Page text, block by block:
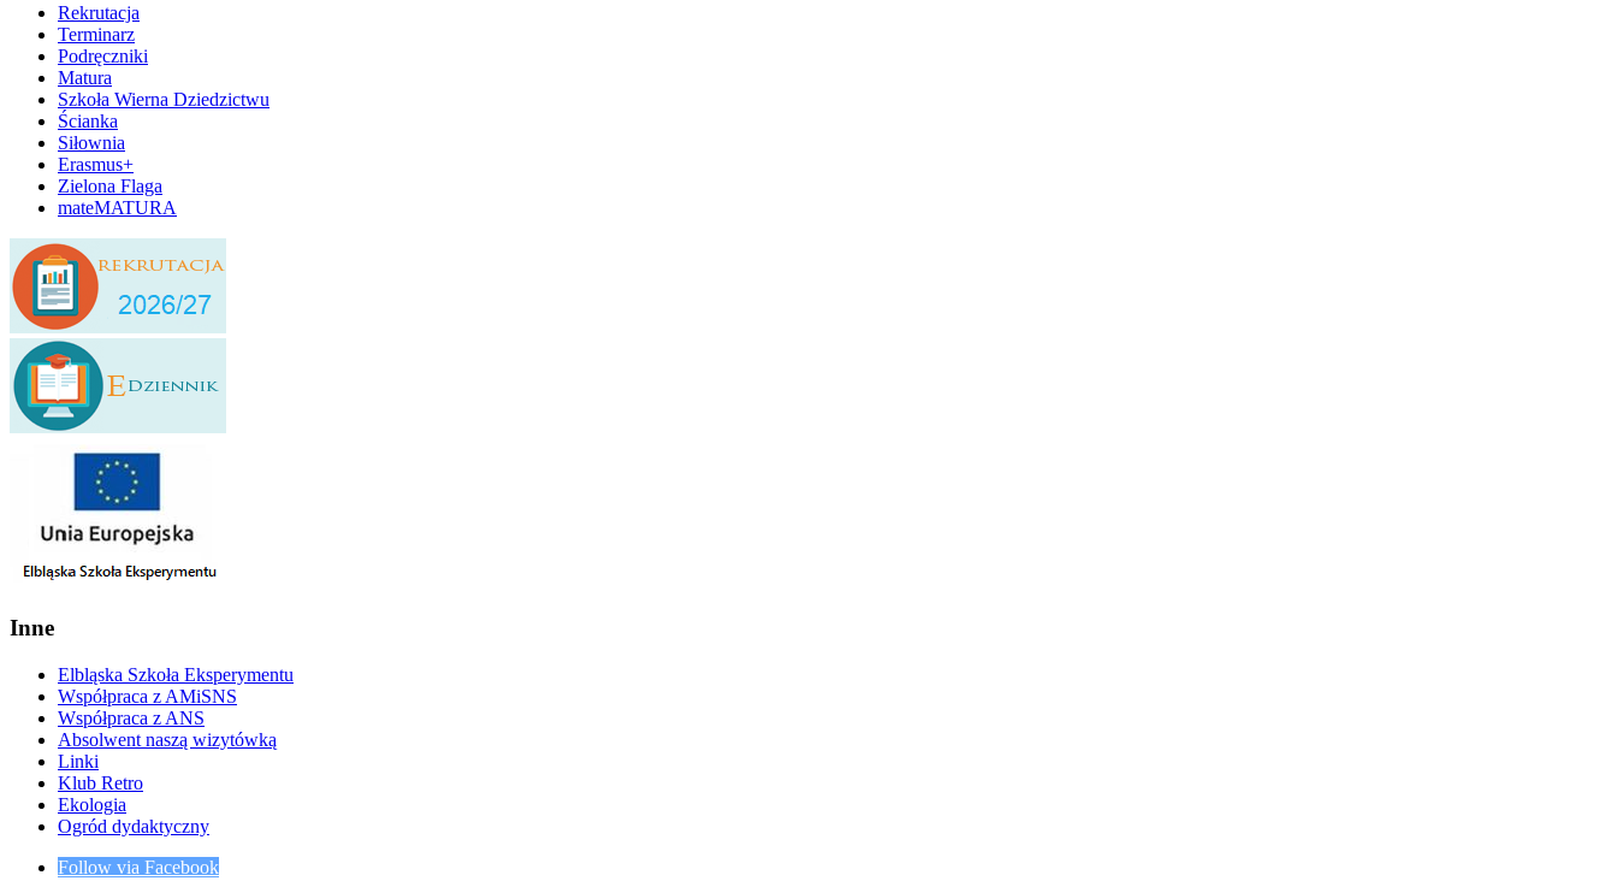
Rekrutacja
Terminarz
Podręczniki
Matura
Szkoła Wierna Dziedzictwu
Ścianka
Siłownia
Erasmus+
Zielona Flaga
mateMATURA
Inne
Elbląska Szkoła Eksperymentu
Współpraca z AMiSNS
Współpraca z ANS
Absolwent naszą wizytówką
Linki
Klub Retro
Ekologia
Ogród dydaktyczny
Follow via Facebook